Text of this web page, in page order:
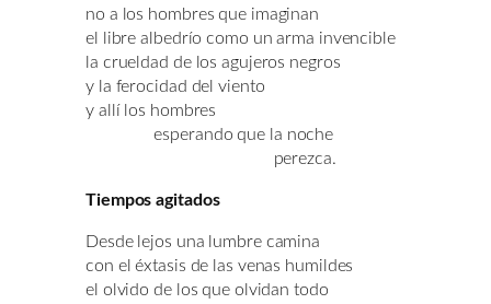
no a los hombres que imaginan
el libre albedrío como un arma invencible
la crueldad de los agujeros negros
y la ferocidad del viento
y allí los hombres
esperando que la noche
perezca.
Tiempos agitados
Desde lejos una lumbre camina
con el éxtasis de las venas humildes
el olvido de los que olvidan todo